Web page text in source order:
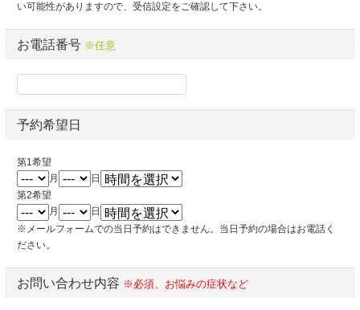
い可能性がありますので、受信設定をご確認して下さい。
お電話番号 ※任意
予約希望日
第1希望
月
日
第2希望
月
日
※メールフォームでの当日予約はできません。当日予約の場合はお電話く
ださい。
お問い合わせ内容 ※必須、お悩みの症状など